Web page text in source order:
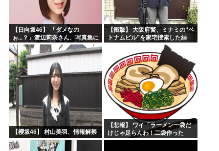
【日向坂46】 「ダメなの
ぉ...？」渡辺莉奈さん、写真集に
興味津々
【衝撃】 大阪府警、ミナミの“ベ
トナムビル”を家宅捜索した結
【櫻坂46】 村山美羽、情報解禁
【悲報】 ワイ「ラーメン一袋だ
けじゃ足らんわ！二袋作った
ろ！」→結果ｗｗｗ